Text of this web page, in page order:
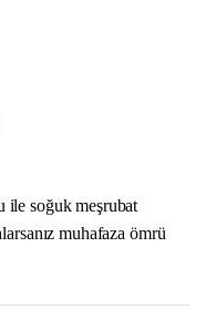
ile soğuk meşrubat
muhafaza ömrü